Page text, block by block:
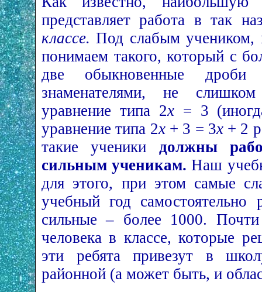
представляет работа в так
классе. Под слабым учеником,
понимаем такого, который с
две обыкновенные
знаменателями, не
уравнение типа 2х= 3
уравнение типа 2х+ 3 = 3х+ 2
такие ученики должны
сильным ученикам. Наш
для этого, при этом самые
учебный год
сильные – более 1000. Почти
человека в классе, которые
эти ребята привезут в
районной (а может быть, и